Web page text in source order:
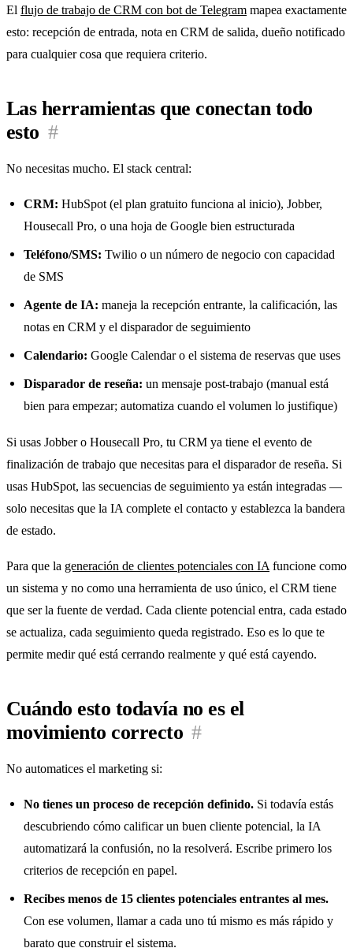
El flujo de trabajo de CRM con bot de Telegram mapea exactamente
esto: recepción de entrada, nota en CRM de salida, dueño notificado
para cualquier cosa que requiera criterio.
Las herramientas que conectan todo
esto #
No necesitas mucho. El stack central:
CRM: HubSpot (el plan gratuito funciona al inicio), Jobber,
Housecall Pro, o una hoja de Google bien estructurada
Teléfono/SMS: Twilio o un número de negocio con capacidad
de SMS
Agente de IA: maneja la recepción entrante, la calificación, las
notas en CRM y el disparador de seguimiento
Calendario: Google Calendar o el sistema de reservas que uses
Disparador de reseña: un mensaje post-trabajo (manual está
bien para empezar; automatiza cuando el volumen lo justifique)
Si usas Jobber o Housecall Pro, tu CRM ya tiene el evento de
finalización de trabajo que necesitas para el disparador de reseña. Si
usas HubSpot, las secuencias de seguimiento ya están integradas —
solo necesitas que la IA complete el contacto y establezca la bandera
de estado.
Para que la generación de clientes potenciales con IAfuncione como
un sistema y no como una herramienta de uso único, el CRM tiene
que ser la fuente de verdad. Cada cliente potencial entra, cada estado
se actualiza, cada seguimiento queda registrado. Eso es lo que te
permite medir qué está cerrando realmente y qué está cayendo.
Cuándo esto todavía no es el
movimiento correcto #
No automatices el marketing si:
No tienes un proceso de recepción definido. Si todavía estás
descubriendo cómo calificar un buen cliente potencial, la IA
automatizará la confusión, no la resolverá. Escribe primero los
criterios de recepción en papel.
Recibes menos de 15 clientes potenciales entrantes al mes.
Con ese volumen, llamar a cada uno tú mismo es más rápido y
barato que construir el sistema.